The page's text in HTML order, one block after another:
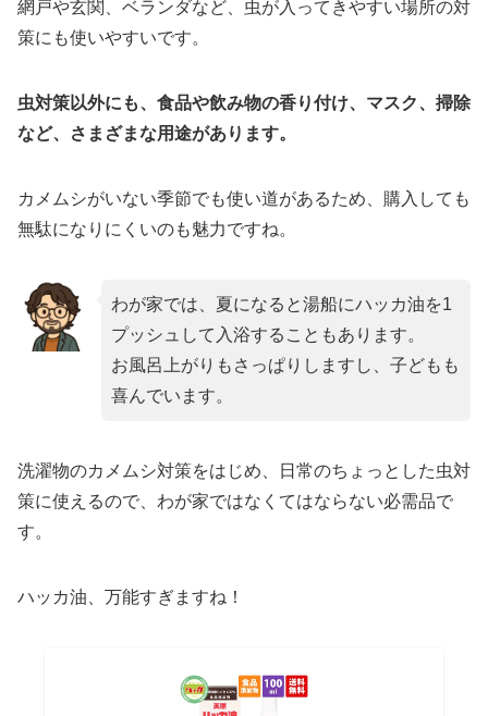
網戸や玄関、ベランダなど、虫が入ってきやすい場所の対
策にも使いやすいです。
虫対策以外にも、食品や飲み物の香り付け、マスク、掃除
など、さまざまな用途があります。
カメムシがいない季節でも使い道があるため、購入しても
無駄になりにくいのも魅力ですね。
わが家では、夏になると湯船にハッカ油を1
プッシュして入浴することもあります。
お風呂上がりもさっぱりしますし、子どもも
喜んでいます。
洗濯物のカメムシ対策をはじめ、日常のちょっとした虫対
策に使えるので、わが家ではなくてはならない必需品で
す。
ハッカ油、万能すぎますね！